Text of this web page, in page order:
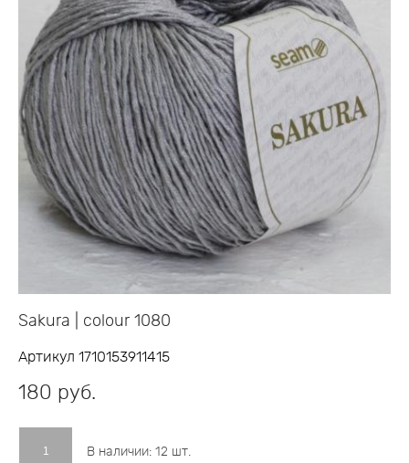
Sakura | colour 1080
Артикул 1710153911415
180 pуб.
В наличии: 12 шт.